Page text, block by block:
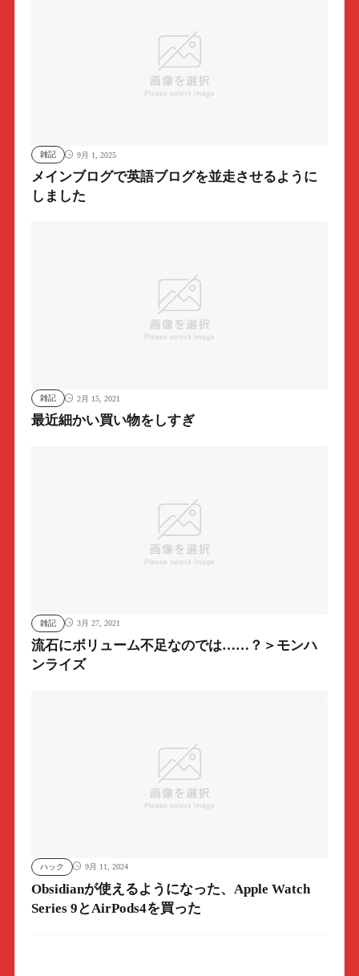
雑記 9月 1, 2025
メインブログで英語ブログを並走させるように
しました
雑記 2月 15, 2021
最近細かい買い物をしすぎ
雑記 3月 27, 2021
流石にボリューム不足なのでは……？＞モンハ
ンライズ
ハック 9月 11, 2024
Obsidianが使えるようになった、Apple Watch
Series 9とAirPods4を買った